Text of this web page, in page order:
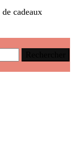
cadeaux